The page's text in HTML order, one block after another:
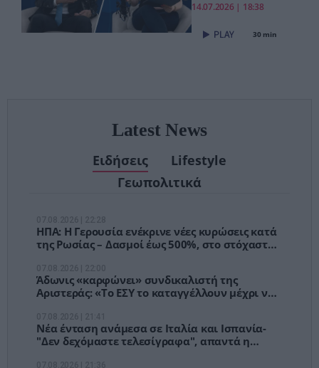
«Το νέο ΕΣΥ
είναι ήδη εδώ
– Τέλος στις
14.07.2026 | 18:38
30 min
Latest News
Ειδήσεις
Lifestyle
Γεωπολιτικά
ΗΠΑ: Η Γερουσία ενέκρινε νέες κυρώσεις κατά
της Ρωσίας – Δασμοί έως 500%, στο στόχαστρο
Άδωνις «καρφώνει» συνδικαλιστή της
Αριστεράς: «Το ΕΣΥ το καταγγέλλουν μέχρι να
Νέα ένταση ανάμεσα σε Ιταλία και Ισπανία-
"Δεν δεχόμαστε τελεσίγραφα", απαντά η